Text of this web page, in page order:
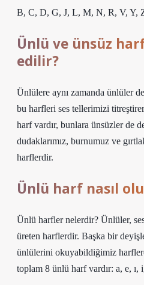
B, C, D, G, J, L, M, N, R, V, Y,
Ünlü ve ünsüz
edilir?
Ünlülere aynı zamanda ünlüler
bu harfleri ses tellerimizi
harf vardır, bunlara ünsüzler de
dudaklarımız, burnumuz ve
harflerdir.
Ünlü harf nasıl
Ünlü harfler nelerdir? Ünlüler,
üreten harflerdir. Başka bir
ünlülerini okuyabildiğimiz
toplam 8 ünlü harf vardır: a, e, ı,